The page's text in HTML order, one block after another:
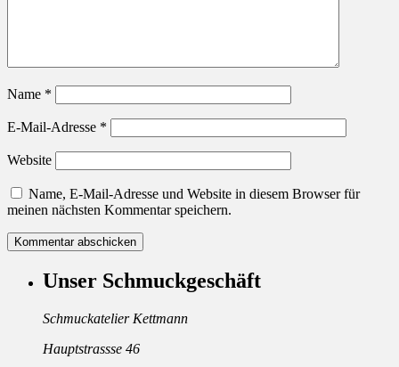
Name *
E-Mail-Adresse *
Website
Name, E-Mail-Adresse und Website in diesem Browser für
meinen nächsten Kommentar speichern.
Unser Schmuckgeschäft
Schmuckatelier Kettmann
Hauptstrassse 46